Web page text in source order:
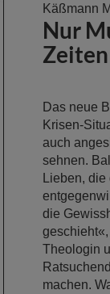
Käßmann
Nur
Das neue
Krisen-
auch
sehnen.
Lieben,
die
Theologin
machen.